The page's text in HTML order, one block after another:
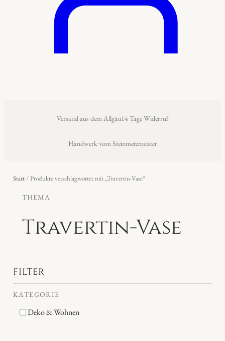
Versand aus dem Allgäu14 Tage Widerruf
Handwerk vom Steinmetzmeister
Start/ Produkte verschlagwortet mit „Travertin-Vase“
THEMA
Travertin-Vase
FILTER
KATEGORIE
Deko & Wohnen